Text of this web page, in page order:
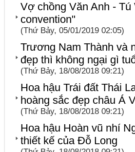
Vợ chồng Văn Anh -
convention"
(Thứ Bảy, 05/01/2019 02:05)
Trương Nam Thành và
đẹp thì không ngại gì
(Thứ Bảy, 18/08/2018 09:21)
Hoa hậu Trái đất Thái
hoàng sắc đẹp châu Á
(Thứ Bảy, 18/08/2018 09:21)
Hoa hậu Hoàn vũ nhí
thiết kế của Đỗ Long